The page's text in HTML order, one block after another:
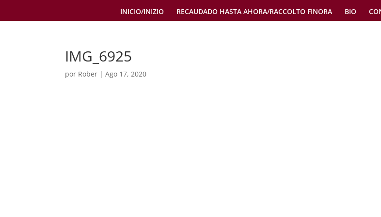
INICIO/INIZIO RECAUDADO HASTA AHORA/RACCOLTO FINORA BIO
IMG_6925
por Rober |Ago 17, 2020